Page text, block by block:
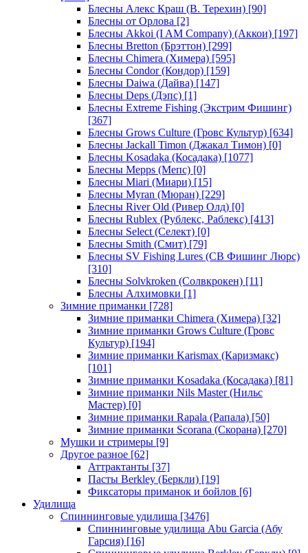
Блесны Алекс Краш (В. Терехин) [90]
Блесны от Орлова [2]
Блесны Akkoi (I AM Company) (Аккои) [197]
Блесны Bretton (Брэттон) [299]
Блесны Chimera (Химера) [595]
Блесны Condor (Кондор) [159]
Блесны Daiwa (Дайва) [147]
Блесны Deps (Дэпс) [1]
Блесны Extreme Fishing (Экстрим Фишинг)
[367]
Блесны Grows Culture (Гровс Культур) [634]
Блесны Jackall Timon (Джакал Тимон) [0]
Блесны Kosadaka (Косадака) [1077]
Блесны Mepps (Мепс) [0]
Блесны Miari (Миари) [15]
Блесны Myran (Мюран) [229]
Блесны River Old (Ривер Олд) [0]
Блесны Rublex (Рублекс, Раблекс) [413]
Блесны Select (Селект) [0]
Блесны Smith (Смит) [79]
Блесны SV Fishing Lures (СВ Фишинг Люрс)
[310]
Блесны Solvkroken (Солвкрокен) [11]
Блесны Алхимовки [1]
Зимние приманки [728]
Зимние приманки Chimera (Химера) [32]
Зимние приманки Grows Culture (Гровс
Культур) [194]
Зимние приманки Karismax (Каризмакс)
[101]
Зимние приманки Kosadaka (Косадака) [81]
Зимние приманки Nils Master (Нильс
Мастер) [0]
Зимние приманки Rapala (Рапала) [50]
Зимние приманки Scorana (Скорана) [270]
Мушки и стримеры [9]
Другое разное [62]
Аттрактанты [37]
Пасты Berkley (Беркли) [19]
Фиксаторы приманок и бойлов [6]
Удилища
Спиннинговые удилища [3476]
Спиннинговые удилища Abu Garcia (Абу
Гарсия) [16]